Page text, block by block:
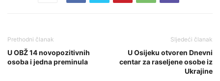
Prethodni članak
U OBŽ 14 novopozitivnih
osoba i jedna preminula
Sljedeći članak
U Osijeku otvoren Dnevni
centar za raseljene osobe iz
Ukrajine